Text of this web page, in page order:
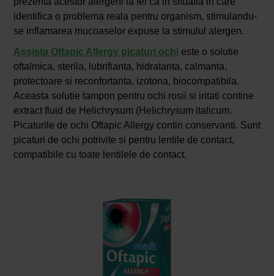
identifica o problema reala pentru organism, stimulandu-
se inflamarea mucoaselor expuse la stimulul alergen.
Assista Oftapic Allergy picaturi ochi este o solutie
oftalmica, sterila, lubrifianta, hidratanta, calmanta,
protectoare si reconfortanta, izotona, biocompatibila.
Aceasta solutie tampon pentru ochi rosii si iritati contine
extract fluid de Helichrysum (Helichrysum italicum.
Picaturile de ochi Oftapic Allergy contin conservanti. Sunt
picaturi de ochi potrivite si pentru lentile de contact,
compatibile cu toate lentilele de contact.